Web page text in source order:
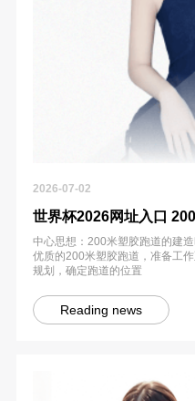
2026-07-02
世界杯2026网址入口
中心思想：200米塑胶跑道的建
优质的200米塑胶跑道，准备工
规划，确定跑道的位置
Reading news